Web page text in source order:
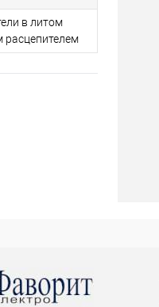
в литом
расцепителем